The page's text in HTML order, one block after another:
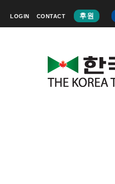
LOGIN CONTACT 후원